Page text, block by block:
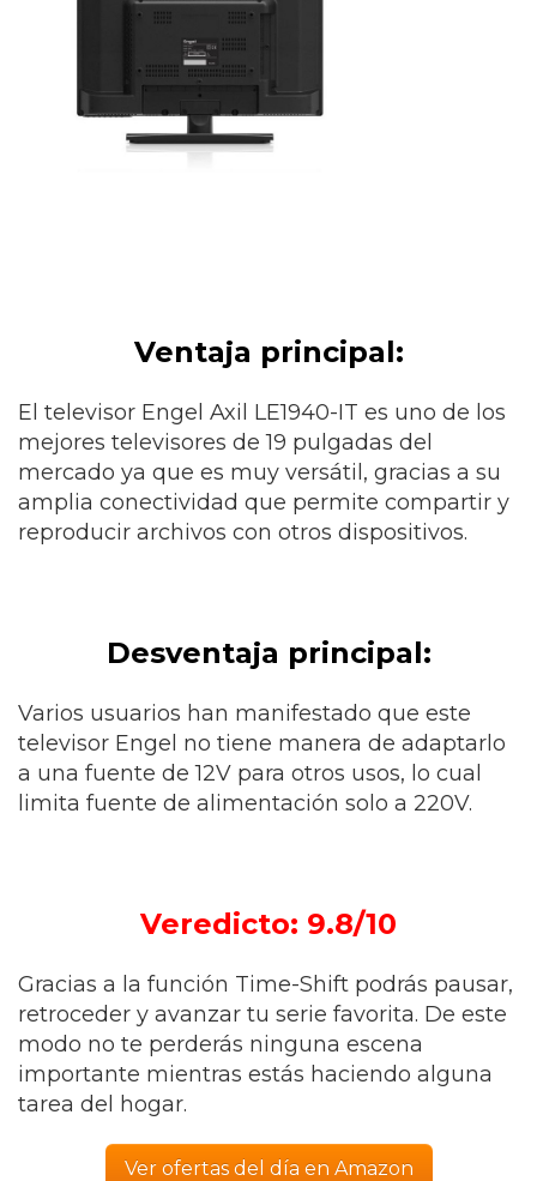
Ventaja principal:
El televisor Engel Axil LE1940-IT es uno de los
mejores televisores de 19 pulgadas del
mercado ya que es muy versátil, gracias a su
amplia conectividad que permite compartir y
reproducir archivos con otros dispositivos.
Desventaja principal:
Varios usuarios han manifestado que este
televisor Engel no tiene manera de adaptarlo
a una fuente de 12V para otros usos, lo cual
limita fuente de alimentación solo a 220V.
Veredicto: 9.8/10
Gracias a la función Time-Shift podrás pausar,
retroceder y avanzar tu serie favorita. De este
modo no te perderás ninguna escena
importante mientras estás haciendo alguna
tarea del hogar.
Ver ofertas del día en Amazon